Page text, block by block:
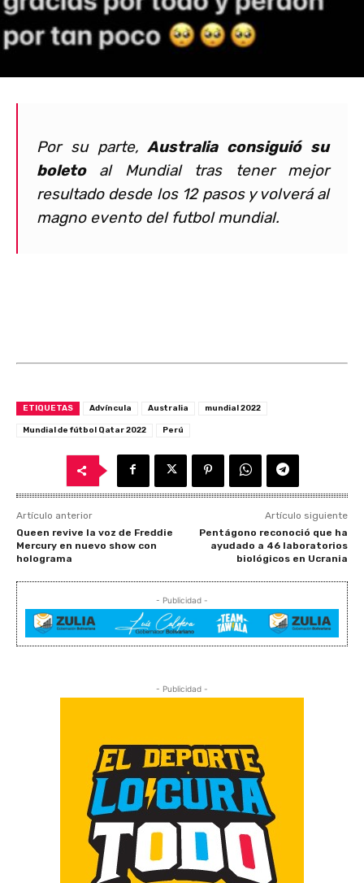
Por su parte, Australia consiguió su
boletoal Mundial tras tener mejor
resultado desde los 12 pasos y volverá al
magno evento del futbol mundial.
ETIQUETAS Advíncula Australia mundial 2022
Mundial de fútbol Qatar 2022 Perú
Artículo anterior
Queen revive la voz de Freddie
Mercury en nuevo show con
holograma
Artículo siguiente
Pentágono reconoció que ha
ayudado a 46 laboratorios
biológicos en Ucrania
- Publicidad -
- Publicidad -